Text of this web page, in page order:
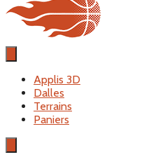
Applis 3D
Dalles
Terrains
Paniers